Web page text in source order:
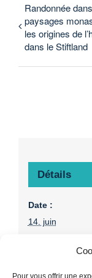
Pour vous offrir une
Randonnée
paysages
les origines de
dans le Stiftland
Détails
Date :
14. juin
15:00 - 16:30